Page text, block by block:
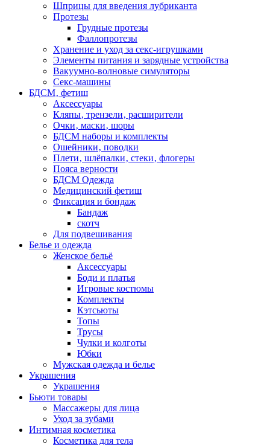
Шприцы для введения лубриканта
Протезы
Грудные протезы
Фаллопротезы
Хранение и уход за секс-игрушками
Элементы питания и зарядные устройства
Вакуумно-волновые симуляторы
Секс-машины
БДСМ‚ фетиш
Аксессуары
Кляпы‚ трензели‚ расширители
Очки‚ маски‚ шоры
БДСМ наборы и комплекты
Ошейники‚ поводки
Плети‚ шлёпалки‚ стеки‚ флогеры
Пояса верности
БДСМ Одежда
Медицинский фетиш
Фиксация и бондаж
Бандаж
скотч
Для подвешивания
Белье и одежда
Женское бельё
Аксессуары
Боди и платья
Игровые костюмы
Комплекты
Кэтсьюты
Топы
Трусы
Чулки и колготы
Юбки
Мужская одежда и белье
Украшения
Украшения
Бьюти товары
Массажеры для лица
Уход за зубами
Интимная косметика
Косметика для тела